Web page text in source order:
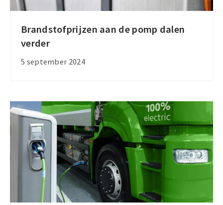
Brandstofprijzen aan de pomp dalen
verder
5 september 2024
Brandstofprijzen
aan
de
verder